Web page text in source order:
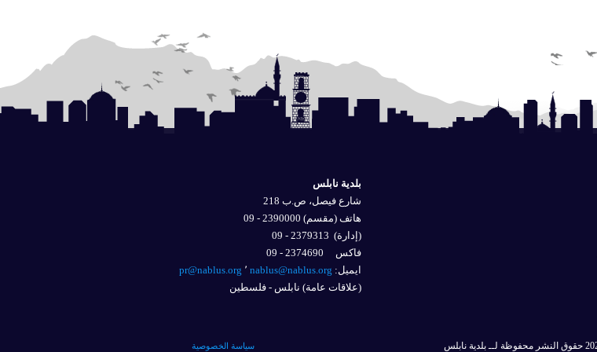
بلدية نابلس
شارع فيصل، ص.ب 218
هاتف (مقسم) 2390000 - 09
(إدارة)2379313 - 09
فاكس 2374690 - 09
ايميل: nablus@nablus.org٬
pr@nablus.org
(علاقات عامة) نابلس - فلسطين
سياسة الخصوصية